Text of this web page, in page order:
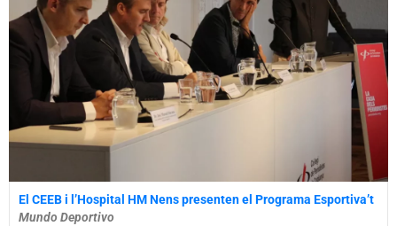
El CEEB i l’Hospital HM Nens presenten el Programa Esportiva’t
Mundo Deportivo